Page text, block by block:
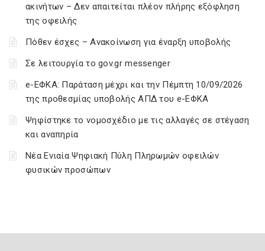
ακινήτων – Δεν απαιτείται πλέον πλήρης εξόφληση
της οφειλής
Πόθεν έσχες – Ανακοίνωση για έναρξη υποβολής
Σε λειτουργία το gov.gr messenger
e-ΕΦΚΑ: Παράταση μέχρι και την Πέμπτη 10/09/2026
της προθεσμίας υποβολής ΑΠΔ του e-ΕΦΚΑ
Ψηφίστηκε το νομοσχέδιο με τις αλλαγές σε στέγαση
και αναπηρία
Νέα Ενιαία Ψηφιακή Πύλη Πληρωμών οφειλών
φυσικών προσώπων